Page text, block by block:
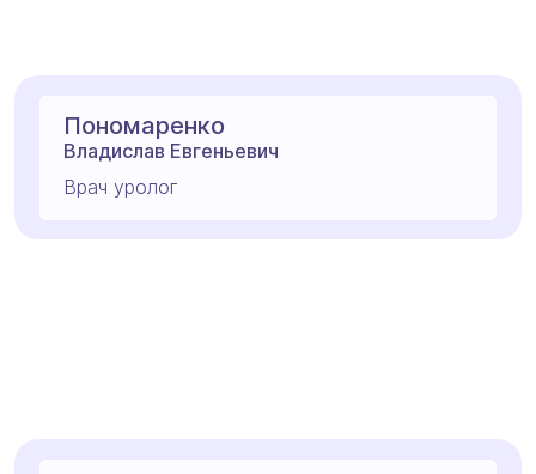
Пономаренко
Владислав Евгеньевич
Врач уролог